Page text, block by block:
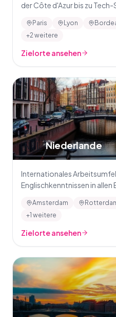
der Côte d'Azur bis zu Tech-
Paris Lyon
+2 weitere
Zielorte ansehen
🇳🇱Niederlande
Internationales
Englischkenntnissen in allen
Amsterdam
+1 weitere
Zielorte ansehen